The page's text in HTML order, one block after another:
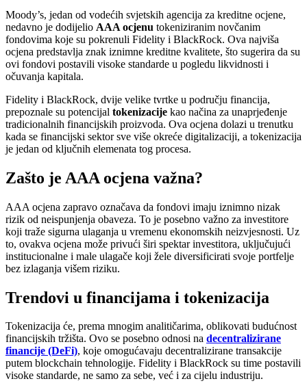
Moody’s, jedan od vodećih svjetskih agencija za kreditne ocjene,
nedavno je dodijelio AAA ocjenu tokeniziranim novčanim
fondovima koje su pokrenuli Fidelity i BlackRock. Ova najviša
ocjena predstavlja znak iznimne kreditne kvalitete, što sugerira da su
ovi fondovi postavili visoke standarde u pogledu likvidnosti i
očuvanja kapitala.
Fidelity i BlackRock, dvije velike tvrtke u području financija,
prepoznale su potencijal tokenizacije kao načina za unaprjeđenje
tradicionalnih financijskih proizvoda. Ova ocjena dolazi u trenutku
kada se financijski sektor sve više okreće digitalizaciji, a tokenizacija
je jedan od ključnih elemenata tog procesa.
Zašto je AAA ocjena važna?
AAA ocjena zapravo označava da fondovi imaju iznimno nizak
rizik od neispunjenja obaveza. To je posebno važno za investitore
koji traže sigurna ulaganja u vremenu ekonomskih neizvjesnosti. Uz
to, ovakva ocjena može privući širi spektar investitora, uključujući
institucionalne i male ulagače koji žele diversificirati svoje portfelje
bez izlaganja višem riziku.
Trendovi u financijama i tokenizacija
Tokenizacija će, prema mnogim analitičarima, oblikovati budućnost
financijskih tržišta. Ovo se posebno odnosi na decentralizirane
financije (DeFi), koje omogućavaju decentralizirane transakcije
putem blockchain tehnologije. Fidelity i BlackRock su time postavili
visoke standarde, ne samo za sebe, već i za cijelu industriju.